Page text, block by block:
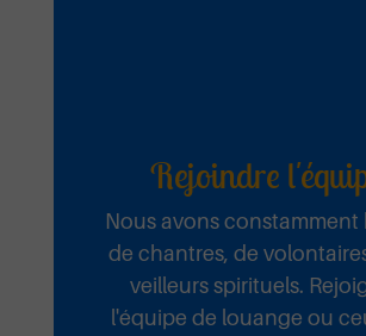
Rejoindre
Nous avons constamment
de chantres, de
veilleurs spirituels.
l'équipe de louange ou